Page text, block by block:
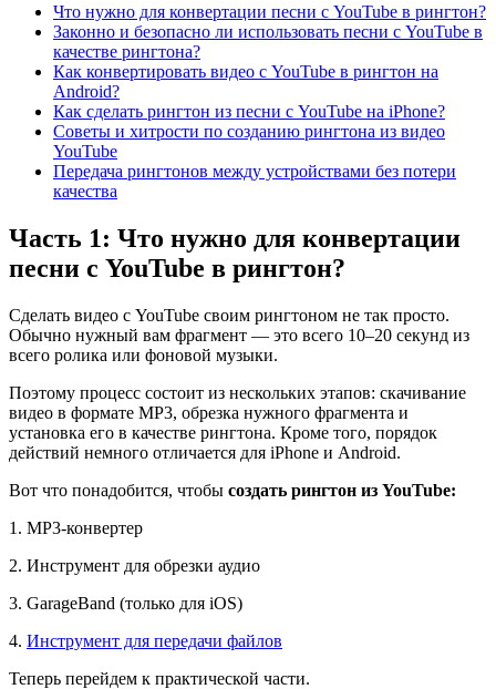
Что нужно для конвертации песни с YouTube в рингтон?
Законно и безопасно ли использовать песни с YouTube в
качестве рингтона?
Как конвертировать видео с YouTube в рингтон на
Android?
Как сделать рингтон из песни с YouTube на iPhone?
Советы и хитрости по созданию рингтона из видео
YouTube
Передача рингтонов между устройствами без потери
качества
Часть 1: Что нужно для конвертации
песни с YouTube в рингтон?
Сделать видео с YouTube своим рингтоном не так просто.
Обычно нужный вам фрагмент — это всего 10–20 секунд из
всего ролика или фоновой музыки.
Поэтому процесс состоит из нескольких этапов: скачивание
видео в формате MP3, обрезка нужного фрагмента и
установка его в качестве рингтона. Кроме того, порядок
действий немного отличается для iPhone и Android.
Вот что понадобится, чтобы создать рингтон из YouTube:
1. MP3-конвертер
2. Инструмент для обрезки аудио
3. GarageBand (только для iOS)
4. Инструмент для передачи файлов
Теперь перейдем к практической части.